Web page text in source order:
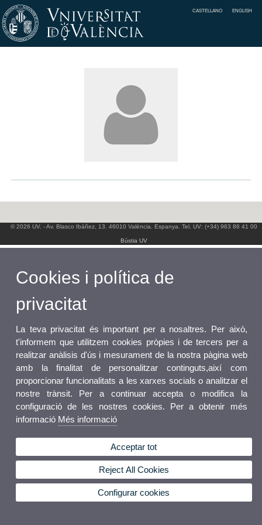
CASTELLANO ENGLISH
© 2026 UV. - Av. Blasco Ibáñez, 13. 46010 València. Espanya. Tel. UV: (+34) 963 86 41 00
Bústia UV
Cookies i política de
privacitat
La teva privacitat és important per a nosaltres. Per això,
t'informem que utilitzem cookies pròpies i de tercers per a
realitzar anàlisis d'ús i mesurament de la nostra pàgina web
amb la finalitat de personalitzar continguts,així com
proporcionar funcionalitats a les xarxes socials o analitzar el
nostre trànsit. Per a continuar accepta o modifica la
configuració de les nostres cookies. Per a obtenir més
informació Més informació
Acceptar tot
Reject All Cookies
Configurar cookies